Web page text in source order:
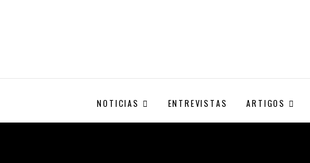
NOTICIAS ENTREVISTAS ARTIGOS